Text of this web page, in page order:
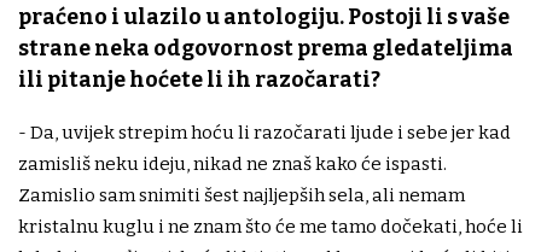
praćeno i ulazilo u antologiju. Postoji li s vaše
strane neka odgovornost prema gledateljima
ili pitanje hoćete li ih razočarati?
- Da, uvijek strepim hoću li razočarati ljude i sebe jer kad
zamisliš neku ideju, nikad ne znaš kako će ispasti.
Zamislio sam snimiti šest najljepših sela, ali nemam
kristalnu kuglu i ne znam što će me tamo dočekati, hoće li